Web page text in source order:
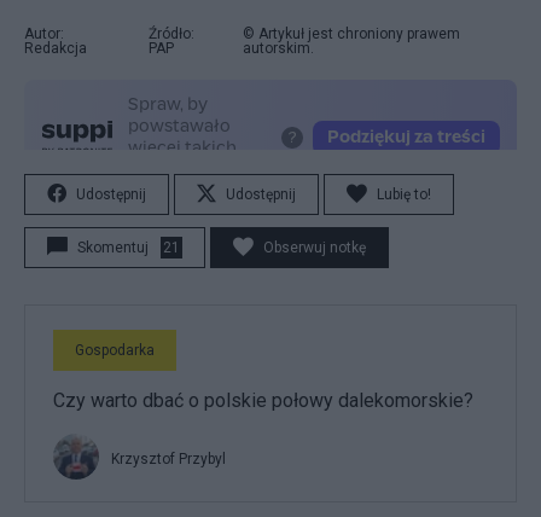
Autor:
Redakcja
Źródło:
PAP
© Artykuł jest chroniony prawem
autorskim.
Udostępnij Udostępnij Lubię to!
Skomentuj 21 Obserwuj notkę
Gospodarka
Czy warto dbać o polskie połowy dalekomorskie?
Krzysztof Przybyl